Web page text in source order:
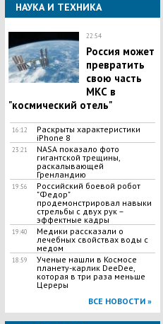
НАУКА И ТЕХНИКА
22:54
Россия может
превратить
свою часть
МКС в
"космический отель"
16:12
Раскрыты характеристики
iPhone 8
23:21
NASA показало фото
гигантской трещины,
раскалывающей
Гренландию
19:56
Российский боевой робот
"Федор"
продемонстрировал навыки
стрельбы с двух рук –
эффектные кадры
19:40
Медики рассказали о
лечебных свойствах воды с
медом
18:59
Ученые нашли в Космосе
планету-карлик DeeDee,
которая в три раза меньше
Цереры
ВСЕ НОВОСТИ »